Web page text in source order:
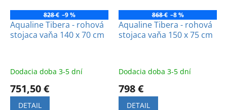
828 € –9 %
Aqualine Tibera - rohová
stojaca vaňa 140 x 70 cm
Dodacia doba 3-5 dní
751,50 €
DETAIL
868 € –8 %
Aqualine Tibera - rohová
stojaca vaňa 150 x 75 cm
Dodacia doba 3-5 dní
798 €
DETAIL